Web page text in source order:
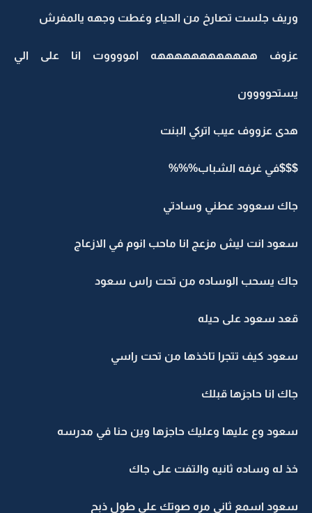
وريف جلست تصارخ من الحياء وغطت وجهه يالمفرش
عزوف ههههههههههههه امووووت انا على الي
يستحوووون
هدى عزووف عيب اتركي البنت
$$$في غرفه الشباب%%%
جاك سعوود عطني وسادتي
سعود انت ليش مزعج انا ماحب انوم في الازعاج
جاك يسحب الوساده من تحت راس سعود
قعد سعود على حيله
سعود كيف تتجرا تاخذها من تحت راسي
جاك انا حاجزها قبلك
سعود وع عليها وعليك حاجزها وين حنا في مدرسه
خذ له وساده ثانيه والتفت على جاك
سعود اسمع ثاني مره صوتك على طول ذبح